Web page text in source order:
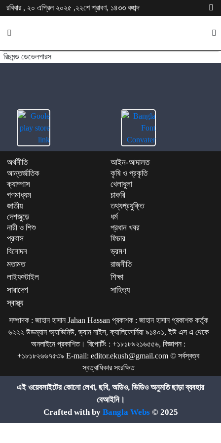
রবিবার , ২০ এপ্রিল ২০২৫ ,২২শে শ্রাবণ, ১৪৩৩ বঙ্গাব্দ
রিচমন্ড ডেভেলপারস
অর্থনীতি
আইন-আদালত
আন্তর্জাতিক
কৃষি ও প্রকৃতি
ক্যাম্পাস
খেলাধুলা
গণমাধ্যম
চাকরি
জাতীয়
তথ্যপ্রযুক্তি
দেশজুড়ে
ধর্ম
নারী ও শিশু
প্রধান খবর
প্রবাস
ফিচার
বিনোদন
ভ্রমণ
মতামত
রাজনীতি
লাইফস্টাইল
শিক্ষা
সারাদেশ
সাহিত্য
স্বাস্থ্য
সম্পাদক : জাহান হাসান Jahan Hassan প্রকাশক : জাহান হাসান প্রকাশক কর্তৃক
৬২২২ উডম্যান অ্যাভিনিউ, ভ্যান নাইস, ক্যালিফোর্নিয়া ৯১৪০১, ইউ এস এ থেকে
অনলাইনে প্রকাশিত। রিপোর্টিং : +১৮১৮৯২১৬৫৫৬, বিজ্ঞাপন :
+১৮১৮২৬৬৭৫৩৯ E-mail: editor.ekush@gmail.com © সর্বস্বত্ব
স্বত্বাধিকার সংরক্ষিত
এই ওয়েবসাইটের কোনো লেখা, ছবি, অডিও, ভিডিও অনুমতি ছাড়া ব্যবহার
বেআইনি।
Crafted with by Bangla Webs© 2025